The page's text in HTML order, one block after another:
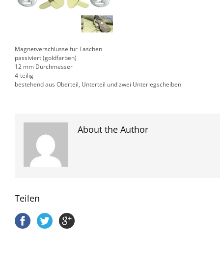
Magnetverschlüsse für Taschen
passiviert (goldfarben)
12 mm Durchmesser
4-teilig
bestehend aus Oberteil, Unterteil und zwei Unterlegscheiben
About the Author
Teilen